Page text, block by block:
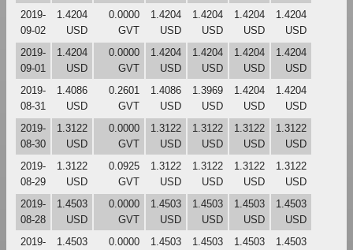
2019-
09-02
1.4204
USD
0.0000
GVT
1.4204
USD
1.4204
USD
1.4204
USD
1.4204
USD
2019-
09-01
1.4204
USD
0.0000
GVT
1.4204
USD
1.4204
USD
1.4204
USD
1.4204
USD
2019-
08-31
1.4086
USD
0.2601
GVT
1.4086
USD
1.3969
USD
1.4204
USD
1.4204
USD
2019-
08-30
1.3122
USD
0.0000
GVT
1.3122
USD
1.3122
USD
1.3122
USD
1.3122
USD
2019-
08-29
1.3122
USD
0.0925
GVT
1.3122
USD
1.3122
USD
1.3122
USD
1.3122
USD
2019-
08-28
1.4503
USD
0.0000
GVT
1.4503
USD
1.4503
USD
1.4503
USD
1.4503
USD
2019-
1.4503
0.0000
1.4503
1.4503
1.4503
1.4503